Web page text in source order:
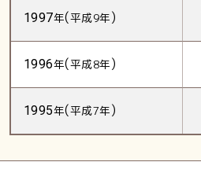
1997年(平成9年)
1996年(平成8年)
1995年(平成7年)